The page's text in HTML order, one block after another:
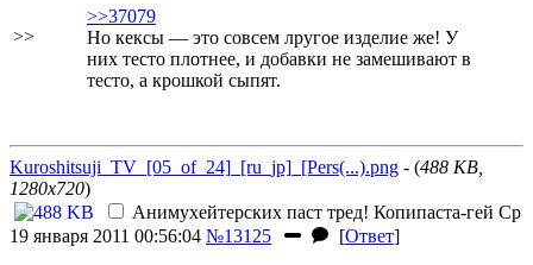
>>
>>37079
Но кексы — это совсем лругое изделие же! У
них тесто плотнее, и добавки не замешивают в
тесто, а крошкой сыпят.
Kuroshitsuji_TV_[05_of_24]_[ru_jp]_[Pers(...).png - (488 KB,
1280x720)
Анимухейтерских паст тред! Копипаста-гей Ср
19 января 2011 00:56:04 №13125 [Ответ]